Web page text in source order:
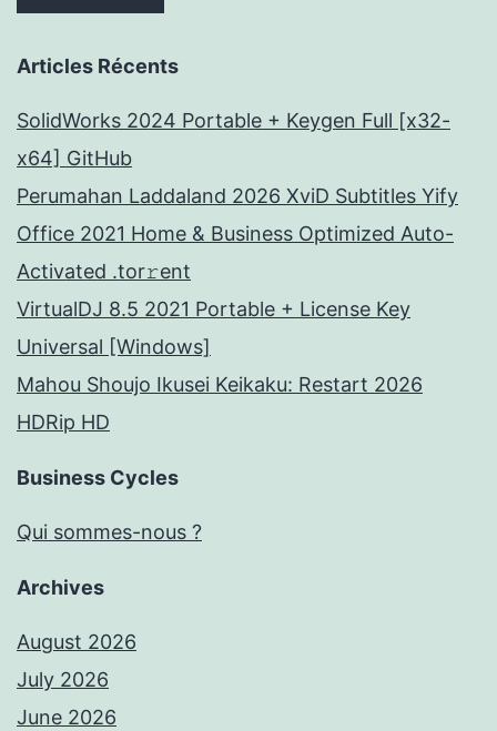
Articles Récents
SolidWorks 2024 Portable + Keygen Full [x32-
x64] GitHub
Perumahan Laddaland 2026 XviD Subtitles Yify
Office 2021 Home & Business Optimized Auto-
Activated .tor𝚛ent
VirtualDJ 8.5 2021 Portable + License Key
Universal [Windows]
Mahou Shoujo Ikusei Keikaku: Restart 2026
HDRip HD
Business Cycles
Qui sommes-nous ?
Archives
August 2026
July 2026
June 2026